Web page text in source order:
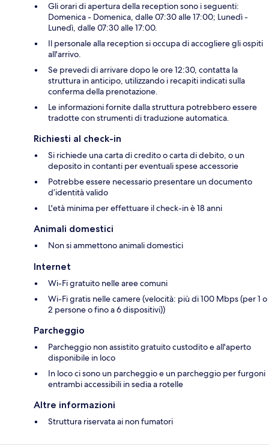
Gli orari di apertura della reception sono i seguenti:
Domenica - Domenica, dalle 07:30 alle 17:00; Lunedì -
Lunedì, dalle 07:30 alle 17:00.
Il personale alla reception si occupa di accogliere gli ospiti
all'arrivo.
Se prevedi di arrivare dopo le ore 12:30, contatta la
struttura in anticipo, utilizzando i recapiti indicati sulla
conferma della prenotazione.
Le informazioni fornite dalla struttura potrebbero essere
tradotte con strumenti di traduzione automatica.
Richiesti al check-in
Si richiede una carta di credito o carta di debito, o un
deposito in contanti per eventuali spese accessorie
Potrebbe essere necessario presentare un documento
d’identità valido
L'età minima per effettuare il check-in è 18 anni
Animali domestici
Non si ammettono animali domestici
Internet
Wi-Fi gratuito nelle aree comuni
Wi-Fi gratis nelle camere (velocità: più di 100 Mbps (per 1 o
2 persone o fino a 6 dispositivi))
Parcheggio
Parcheggio non assistito gratuito custodito e all'aperto
disponibile in loco
In loco ci sono un parcheggio e un parcheggio per furgoni
entrambi accessibili in sedia a rotelle
Altre informazioni
Struttura riservata ai non fumatori